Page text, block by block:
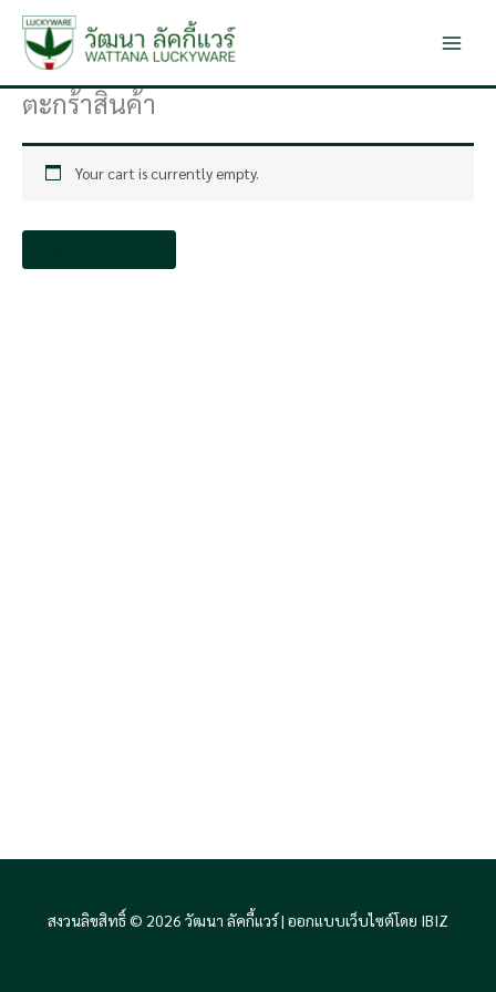
Skip
content
ตะกร้าสินค้า
Your cart is currently empty.
สงวนลิขสิทธิ์ © 2026 วัฒนา ลัคกี้แวร์ | ออกแบบเว็บไซต์โดย IBIZ